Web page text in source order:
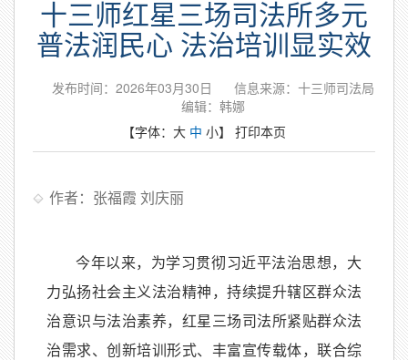
十三师红星三场司法所多元
普法润民心 法治培训显实效
发布时间：2026年03月30日
信息来源：十三师司法局
编辑：韩娜
【字体： 大 中 小】 打印本页
作者：张福霞 刘庆丽
今年以来，为学习贯彻习近平法治思想，大
力弘扬社会主义法治精神，持续提升辖区群众法
治意识与法治素养，红星三场司法所紧贴群众法
治需求、创新培训形式、丰富宣传载体，联合综